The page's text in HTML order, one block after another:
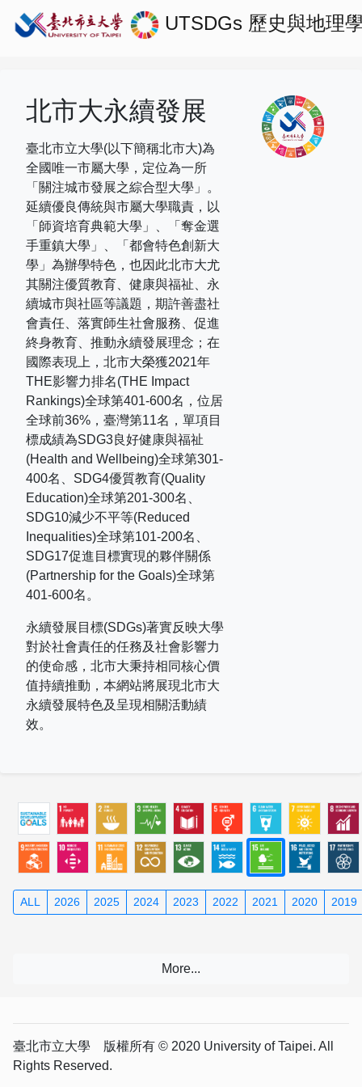
UTSDGs 歷史與地理
北市大永續發展
臺北市立大學(以下簡稱北市大)為
全國唯一市屬大學，定位為一所
「關注城市發展之綜合型大學」。
延續優良傳統與市屬大學職責，以
「師資培育典範大學」、「奪金選
手重鎮大學」、「都會特色創新大
學」為辦學特色，也因此北市大尤
其關注優質教育、健康與福祉、永
續城市與社區等議題，期許善盡社
會責任、落實師生社會服務、促進
終身教育、推動永續發展理念；在
國際表現上， 北市大榮獲2021年
THE影響力排名(THE Impact
Rankings)全球第401-600名，位居
全球前36% ，臺灣第11名，單項目
標成績為SDG3良好健康與福祉
(Health and Wellbeing)全球第301-
400名、 SDG4優質教育(Quality
Education)全球第201-300名、
SDG10減少不平等(Reduced
Inequalities)全球第101-200名、
SDG17促進目標實現的夥伴關係
(Partnership for the Goals)全球第
401-600名。
永續發展目標(SDGs)著實反映大學
對於社會責任的任務及社會影響力
的使命感，北市大秉持相同核心價
值持續推動，本網站將展現北市大
永續發展特色及呈現相關活動績
效。
ALL 2026 2025 2024 2023 2022 2021 2020 2019
臺北市立大學 版權所有 © 2020 University of Taipei. All
Rights Reserved.